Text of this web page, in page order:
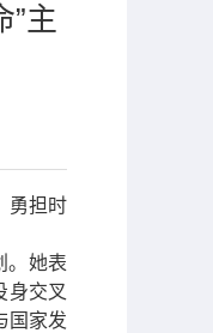
”主
勇担时
。她表
身交叉
国家发